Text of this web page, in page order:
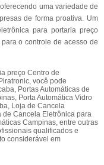
uma variedade de
de forma proativa. Um
para portaria preço
o controle de acesso de
preço Centro de
você pode
Portas Automáticas de
Porta Automática Vidro
Loja de Cancela
de Cancela Eletrônica para
Campinas, entre outras
qualificados e
considerável em